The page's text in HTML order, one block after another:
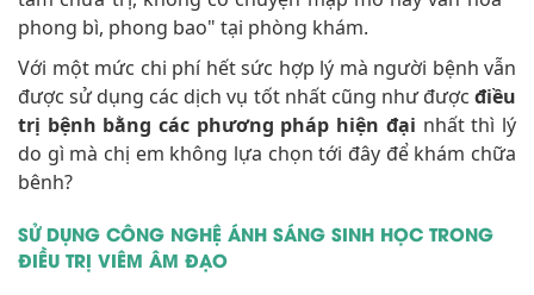
phong bì, phong bao" tại phòng khám.
Với một mức chi phí hết sức hợp lý mà người bệnh vẫn
được sử dụng các dịch vụ tốt nhất cũng như được điều
trị bệnh bằng các phương pháp hiện đại nhất thì lý
do gì mà chị em không lựa chọn tới đây để khám chữa
bênh?
SỬ DỤNG CÔNG NGHỆ ÁNH SÁNG SINH HỌC TRONG
ĐIỀU TRỊ VIÊM ÂM ĐẠO